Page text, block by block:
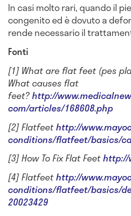
In casi molto rari, quando il
congenito ed è dovuto a
rende necessario il
Fonti
[1] What are flat feet (pes
What causes flat
feet?http://
com/articles/168608.php
[2] Flatfeethttp://
conditions/flatfeet/basics/
[3] How To Fix Flat Feethttp://
[4] Flatfeethttp://
conditions/flatfeet/basics/
20023429